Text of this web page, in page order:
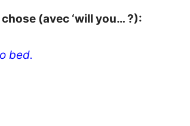
(avec ‘will you… ?):
bed.